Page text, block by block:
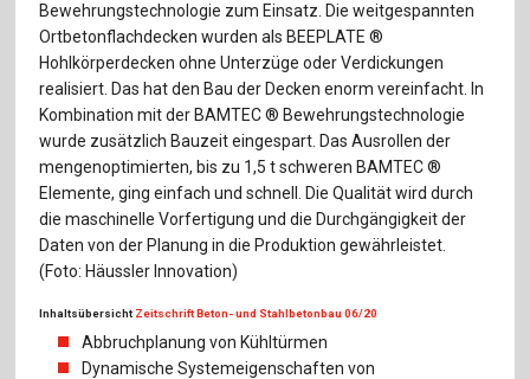
Bewehrungstechnologie zum Einsatz. Die weitgespannten
Ortbetonflachdecken wurden als BEEPLATE ®
Hohlkörperdecken ohne Unterzüge oder Verdickungen
realisiert. Das hat den Bau der Decken enorm vereinfacht. In
Kombination mit der BAMTEC ® Bewehrungstechnologie
wurde zusätzlich Bauzeit eingespart. Das Ausrollen der
mengenoptimierten, bis zu 1,5 t schweren BAMTEC ®
Elemente, ging einfach und schnell. Die Qualität wird durch
die maschinelle Vorfertigung und die Durchgängigkeit der
Daten von der Planung in die Produktion gewährleistet.
(Foto: Häussler Innovation)
Inhaltsübersicht Zeitschrift Beton- und Stahlbetonbau 06/20
Abbruchplanung von Kühltürmen
Dynamische Systemeigenschaften von